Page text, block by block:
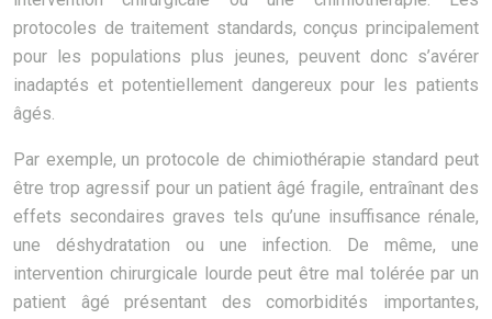
protocoles de traitement standards, conçus principalement
pour les populations plus jeunes, peuvent donc s’avérer
inadaptés et potentiellement dangereux pour les patients
âgés.
Par exemple, un protocole de chimiothérapie standard peut
être trop agressif pour un patient âgé fragile, entraînant des
effets secondaires graves tels qu’une insuffisance rénale,
une déshydratation ou une infection. De même, une
intervention chirurgicale lourde peut être mal tolérée par un
patient âgé présentant des comorbidités importantes,